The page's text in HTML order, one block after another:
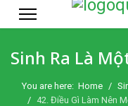
Sinh Ra Là
You are here: Home
42. Điều Gì Làm Nên